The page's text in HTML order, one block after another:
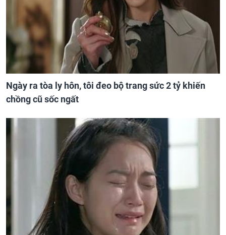
Ngày ra tòa ly hôn, tôi đeo bộ trang sức 2 tỷ khiến
chồng cũ sốc ngất